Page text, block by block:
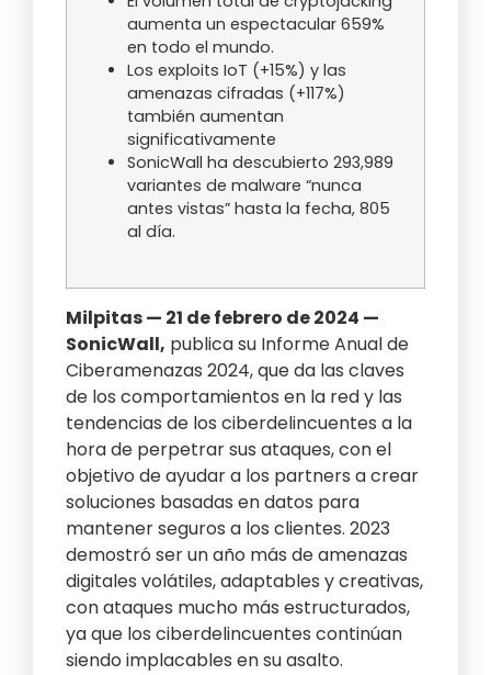
aumenta un espectacular 659%
en todo el mundo.
Los exploits IoT (+15%) y las
amenazas cifradas (+117%)
también aumentan
significativamente
SonicWall ha descubierto 293,989
variantes de malware “nunca
antes vistas” hasta la fecha, 805
al día.
Milpitas — 21 de febrero de 2024 —
SonicWall, publica su Informe Anual de
Ciberamenazas 2024, que da las claves
de los comportamientos en la red y las
tendencias de los ciberdelincuentes a la
hora de perpetrar sus ataques, con el
objetivo de ayudar a los partners a crear
soluciones basadas en datos para
mantener seguros a los clientes. 2023
demostró ser un año más de amenazas
digitales volátiles, adaptables y creativas,
con ataques mucho más estructurados,
ya que los ciberdelincuentes continúan
siendo implacables en su asalto.